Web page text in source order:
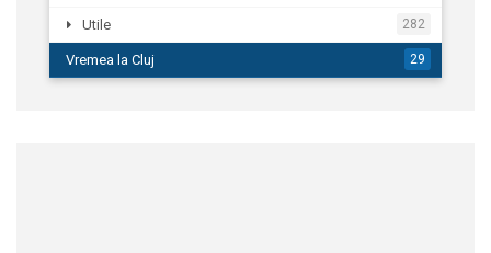
Utile 282
Vremea la Cluj 29